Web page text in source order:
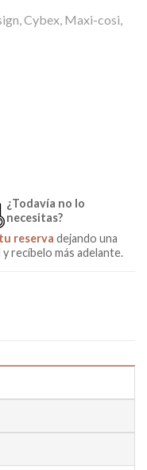
Cybex, Maxi-cosi,
¿Todavía no lo
necesitas?
reserva dejando una
y recíbelo más adelante.